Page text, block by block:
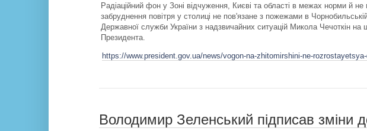
Радіаційний фон у Зоні відчуження, Києві та області в межах норми й
забруднення повітря у столиці не пов'язане з пожежами в
Державної служби України з надзвичайних ситуацій Микола Чечоткін на
Президента.
https://www.president.gov.ua/news/vogon-na-zhitomirshini-ne-
Володимир Зеленський підписав зміни